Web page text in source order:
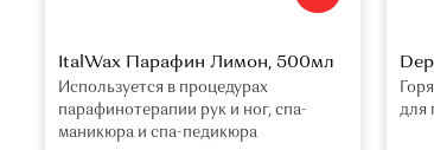
ItalWax Парафин Лимон, 500мл
Используется в процедурах
парафинотерапии рук и ног, спа-
маникюра и спа-педикюра
для